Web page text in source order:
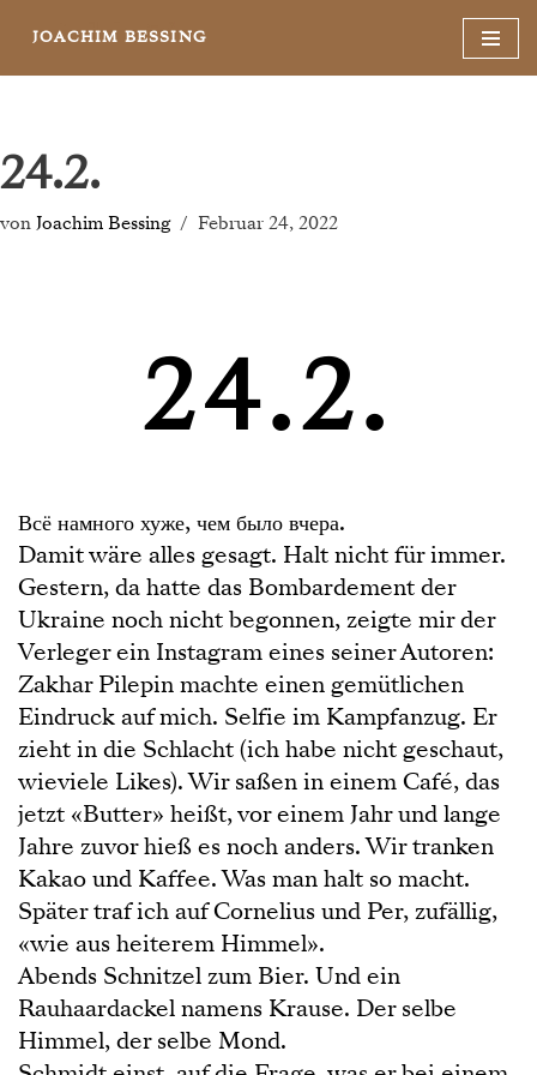
JOACHIM BESSING
24.2.
von Joachim Bessing Februar 24, 2022
24.2.
Всё намного хуже, чем было вчера.
Damit wäre alles gesagt. Halt nicht für immer.
Gestern, da hatte das Bombardement der
Ukraine noch nicht begonnen, zeigte mir der
Verleger ein Instagram eines seiner Autoren:
Zakhar Pilepin machte einen gemütlichen
Eindruck auf mich. Selfie im Kampfanzug. Er
zieht in die Schlacht (ich habe nicht geschaut,
wieviele Likes). Wir saßen in einem Café, das
jetzt «Butter» heißt, vor einem Jahr und lange
Jahre zuvor hieß es noch anders. Wir tranken
Kakao und Kaffee. Was man halt so macht.
Später traf ich auf Cornelius und Per, zufällig,
«wie aus heiterem Himmel».
Abends Schnitzel zum Bier. Und ein
Rauhaardackel namens Krause. Der selbe
Himmel, der selbe Mond.